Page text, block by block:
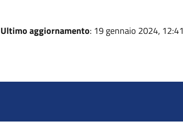
Ultimo aggiornamento: 19 gennaio 2024, 12:41